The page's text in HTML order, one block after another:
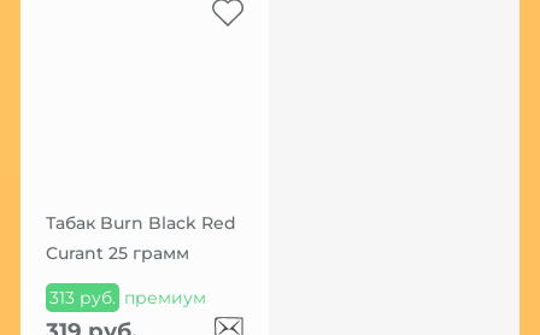
Табак Burn Black Red
Curant 25 грамм
313 руб. премиум